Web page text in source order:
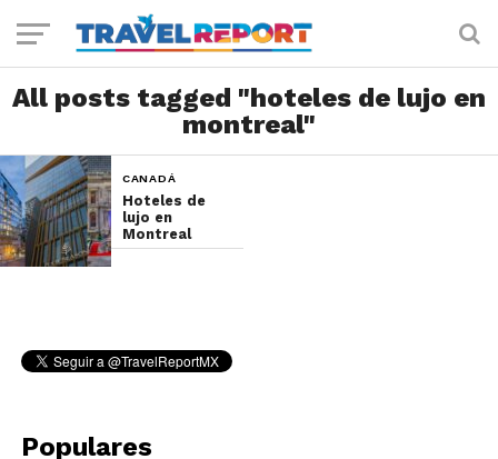
All posts tagged "hoteles de lujo en
montreal"
CANADÁ
Hoteles de
lujo en
Montreal
Populares